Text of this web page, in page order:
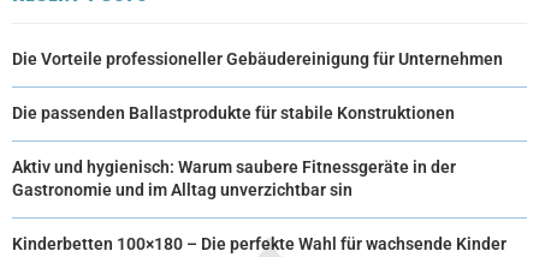
Die Vorteile professioneller Gebäudereinigung für Unternehmen
Die passenden Ballastprodukte für stabile Konstruktionen
Aktiv und hygienisch: Warum saubere Fitnessgeräte in der
Gastronomie und im Alltag unverzichtbar sin
Kinderbetten 100×180 – Die perfekte Wahl für wachsende Kinder